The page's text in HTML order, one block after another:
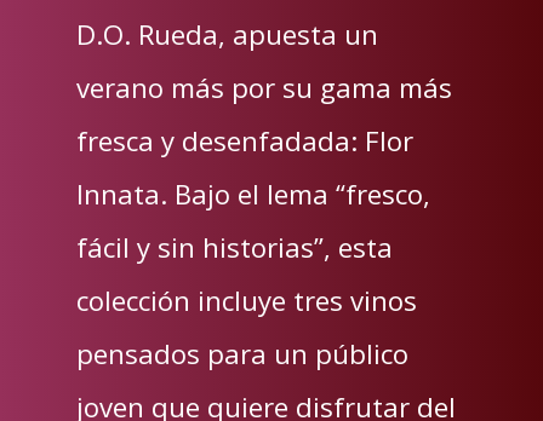
D.O. Rueda, apuesta un
verano más por su gama más
fresca y desenfadada: Flor
Innata. Bajo el lema “fresco,
fácil y sin historias”, esta
colección incluye tres vinos
pensados para un público
joven que quiere disfrutar del